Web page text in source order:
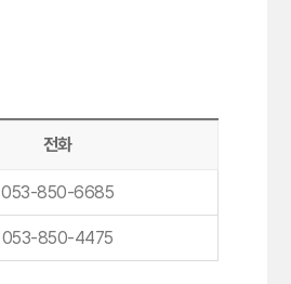
전화
053-850-6685
053-850-4475